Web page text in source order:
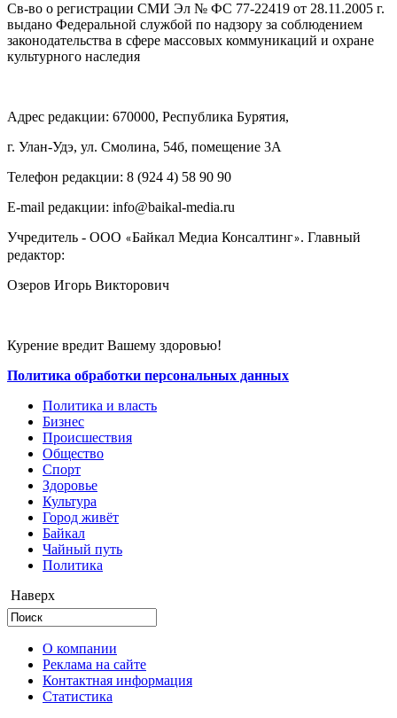
Св-во о регистрации СМИ Эл № ФС 77-22419 от 28.11.2005 г.
выдано Федеральной службой по надзору за соблюдением
законодательства в сфере массовых коммуникаций и охране
культурного наследия
Адрес редакции: 670000, Республика Бурятия,
г. Улан-Удэ, ул. Смолина, 54б, помещение 3А
Телефон редакции: ‎‎8 (924 4) 58 90 90
E-mail редакции: info@baikal-media.ru
Учредитель - ООО «Байкал Медиа Консалтинг». Главный
редактор:
Озеров Игорь Викторович
Курение вредит Вашему здоровью!
Политика обработки персональных данных
Политика и власть
Бизнес
Происшествия
Общество
Cпорт
Здоровье
Культура
Город живёт
Байкал
Чайный путь
Политика
Наверх
О компании
Реклама на сайте
Контактная информация
Статистика